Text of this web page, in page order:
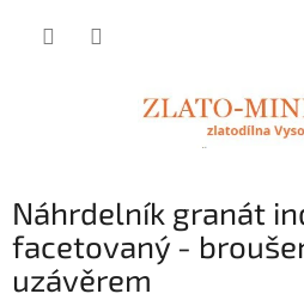
Náhrdelník granát
facetovaný -
uzávěrem